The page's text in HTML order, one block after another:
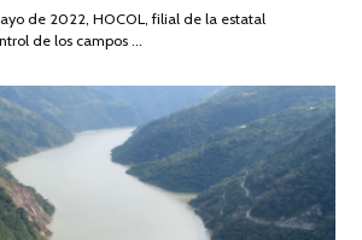
2026
de 2022, HOCOL, filial de la estatal
de los campos …